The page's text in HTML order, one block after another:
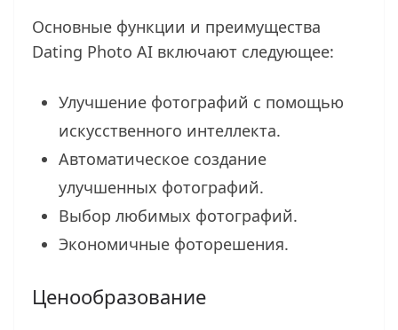
Основные функции и преимущества
Dating Photo AI включают следующее:
Улучшение фотографий с помощью
искусственного интеллекта.
Автоматическое создание
улучшенных фотографий.
Выбор любимых фотографий.
Экономичные фоторешения.
Ценообразование